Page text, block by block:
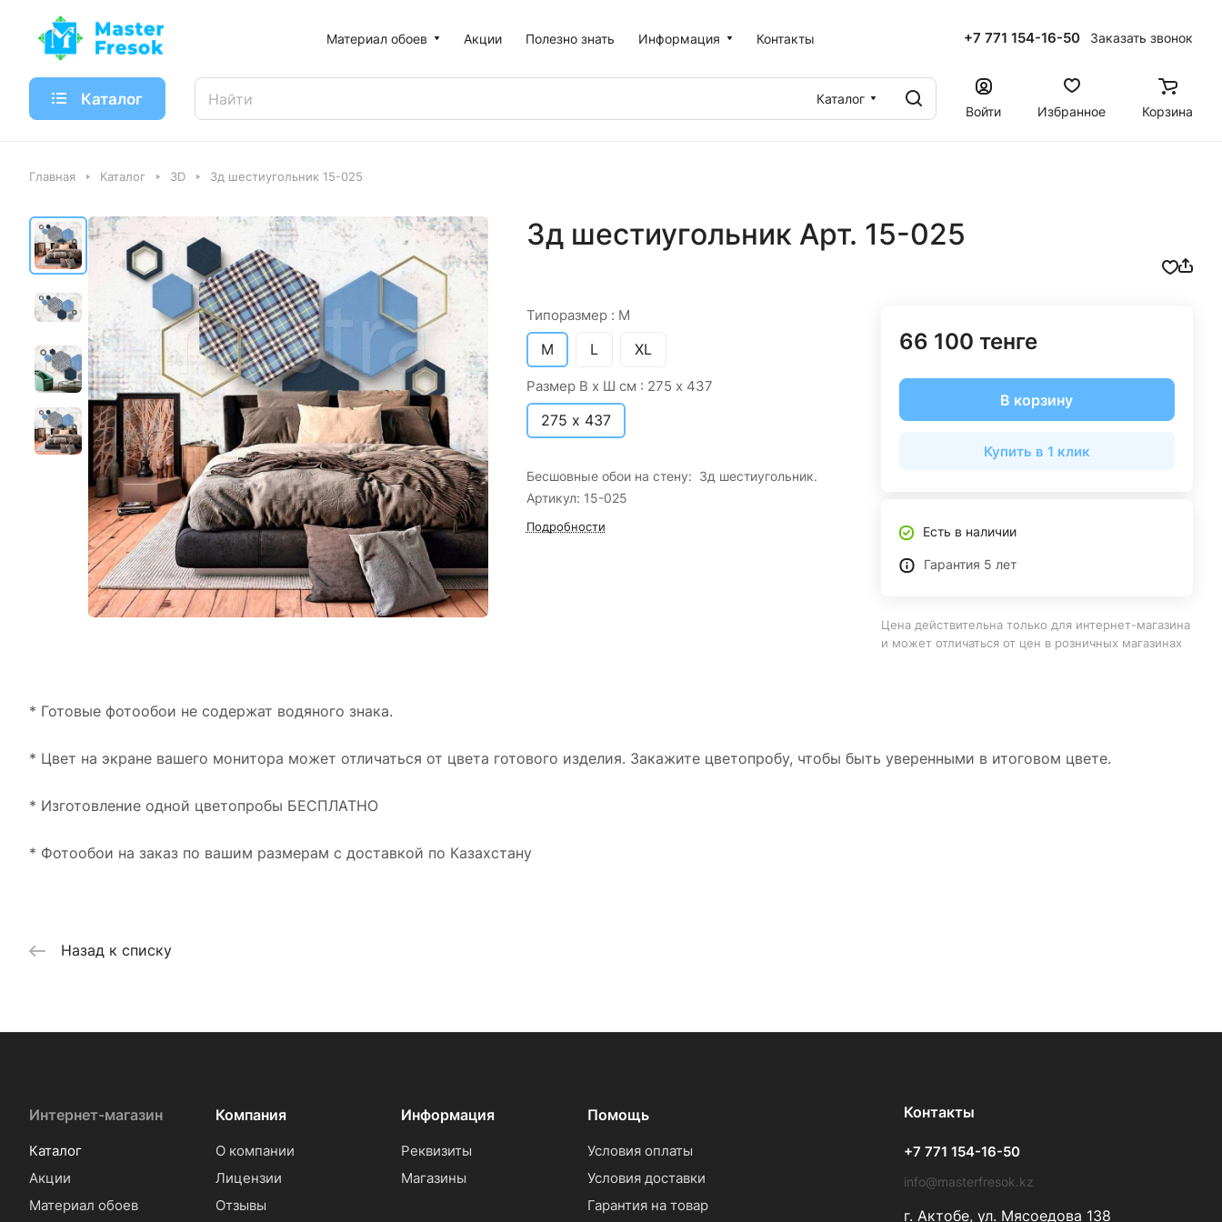
Материал обоев Акции Полезно знать Информация Контакты +7 771 154-16-50 Заказать звонок
Каталог
Каталог
Войти
Избранное Корзина
Главная Каталог 3D 3д шестиугольник 15-025
3д шестиугольник Арт. 15-025
Типоразмер : M
M L XL
Размер В х Ш см : 275 х 437
275 х 437
Бесшовные обои на стену: 3д шестиугольник.
Артикул: 15-025
Подробности
66 100 тенге
В корзину
Купить в 1 клик
Есть в наличии
Гарантия 5 лет
Цена действительна только для интернет-магазина
и может отличаться от цен в розничных магазинах
* Готовые фотообои не содержат водяного знака.
* Цвет на экране вашего монитора может отличаться от цвета готового изделия. Закажите цветопробу, чтобы быть уверенными в итоговом цвете.
* Изготовление одной цветопробы БЕСПЛАТНО
* Фотообои на заказ по вашим размерам с доставкой по Казахстану
Назад к списку
Интернет-магазин
Каталог
Акции
Материал обоев
Компания
О компании
Лицензии
Отзывы
Информация
Реквизиты
Магазины
Помощь
Условия оплаты
Условия доставки
Гарантия на товар
Контакты
+7 771 154-16-50
info@masterfresok.kz
г. Актобе, ул. Мясоедова 138